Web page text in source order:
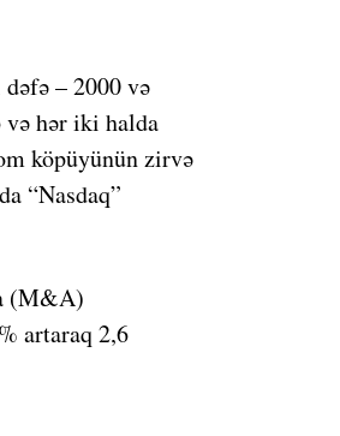
– 2000 və
hər iki halda
köpüyünün zirvə
“Nasdaq”
(M&A)
artaraq 2,6